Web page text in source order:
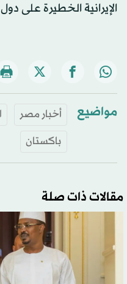
الإيرانية الخطيرة على
مواضيع أخبار مصر
باكستان
مقالات ذات صلة